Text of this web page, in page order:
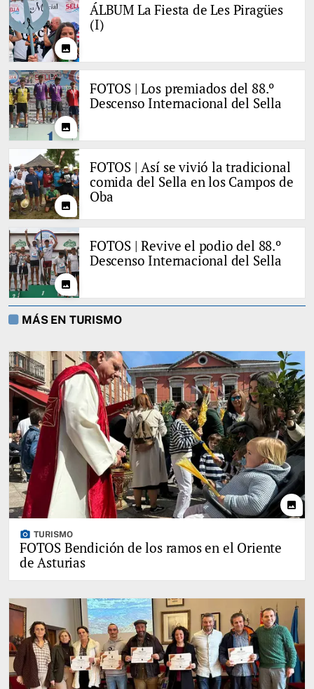
photo
ÁLBUM La Fiesta de Les Piragües
(I)
photo
FOTOS | Los premiados del 88.º
Descenso Internacional del Sella
photo
FOTOS | Así se vivió la tradicional
comida del Sella en los Campos de
Oba
photo
FOTOS | Revive el podio del 88.º
Descenso Internacional del Sella
MÁS EN TURISMO
photo
photo_camera TURISMO
FOTOS Bendición de los ramos en el Oriente
de Asturias